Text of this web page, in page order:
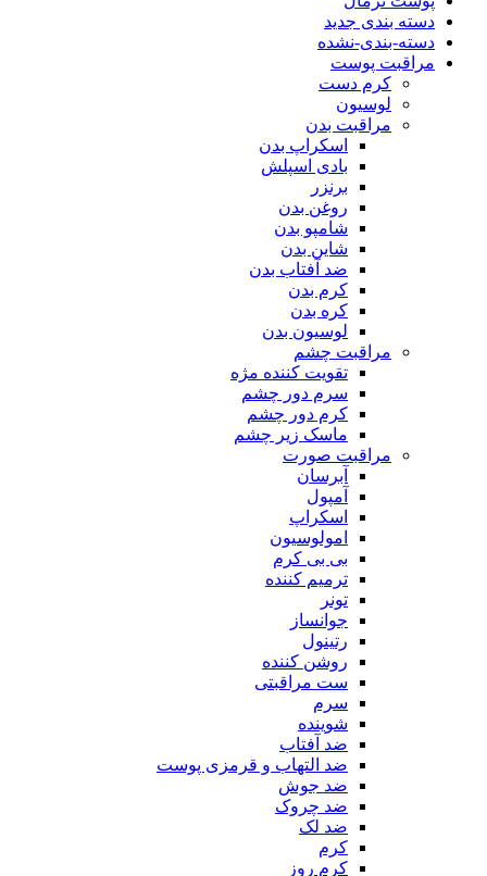
دسته بندی جدید
دسته-بندی-نشده
مراقبت پوست
کرم دست
لوسیون
مراقبت بدن
اسکراپ بدن
بادی اسپلش
برنزر
روغن بدن
شامپو بدن
شاین بدن
ضد آفتاب بدن
کرم بدن
کره بدن
لوسیون بدن
مراقبت چشم
تقویت کننده مژه
سرم دور چشم
کرم دور چشم
ماسک زیر چشم
مراقبت صورت
آبرسان
آمپول
اسکراپ
امولوسیون
بی بی کرم
ترمیم کننده
تونر
جوانساز
رتینول
روشن کننده
ست مراقبتی
سرم
شوینده
ضد آفتاب
ضد التهاب و قرمزی پوست
‌ضد جوش
ضد چروک
ضد لک
کرم
کرم روز